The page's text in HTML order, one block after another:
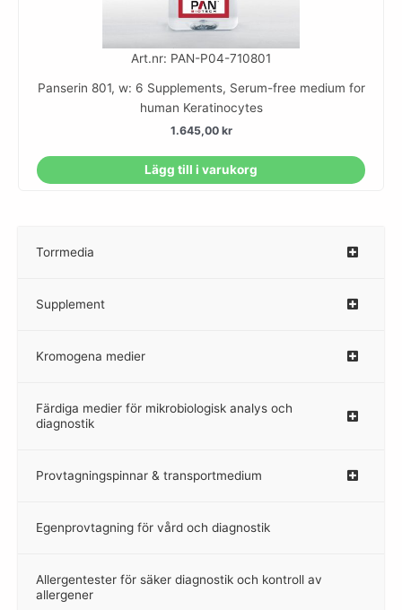
Art.nr: PAN-P04-710801
Panserin 801, w: 6 Supplements, Serum-free medium for
human Keratinocytes
1.645,00 kr
Lägg till i varukorg
Torrmedia
–
Supplement
–
Kromogena medier
–
Färdiga medier för mikrobiologisk analys och
diagnostik
Provtagningspinnar & transportmedium
–
Egenprovtagning för vård och diagnostik
–
Allergentester för säker diagnostik och kontroll av
allergener
–